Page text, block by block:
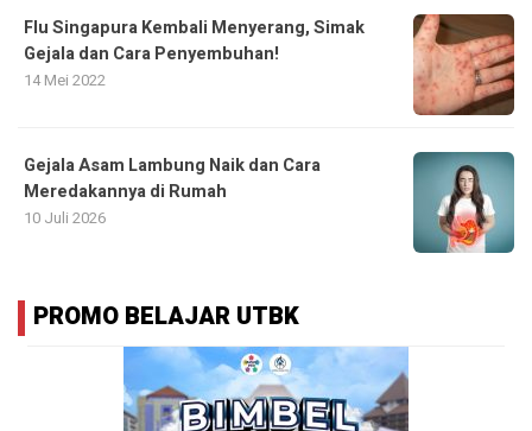
Flu Singapura Kembali Menyerang, Simak
Gejala dan Cara Penyembuhan!
14 Mei 2022
Gejala Asam Lambung Naik dan Cara
Meredakannya di Rumah
10 Juli 2026
PROMO BELAJAR UTBK